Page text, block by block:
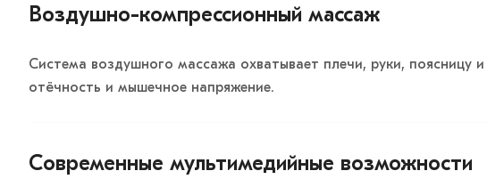
Воздушно-компрессионный массаж
Система воздушного массажа охватывает плечи, руки, поясницу
отёчность и мышечное напряжение.
Современные мультимедийные возможности